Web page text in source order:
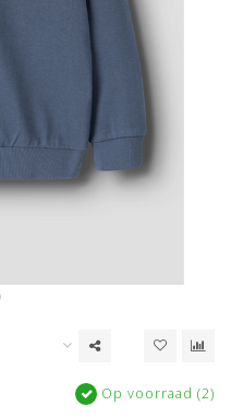
Op voorraad (2)